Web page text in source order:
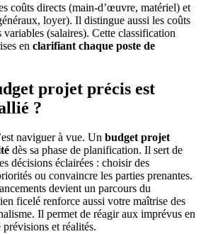
coûts directs (main-d’œuvre, matériel) et
loyer). Il distingue aussi les coûts
(salaires). Cette classification
en clarifiant chaque poste de
projet précis est
?
naviguer à vue. Un budget projet
dès sa phase de planification. Il sert de
décisions éclairées : choisir des
ou convaincre les parties prenantes.
devient un parcours du
ficelé renforce aussi votre maîtrise des
Il permet de réagir aux imprévus en
et réalités.